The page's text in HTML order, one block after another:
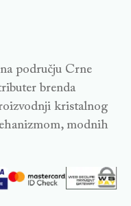
području Crne
brenda
kristalnog
modnih